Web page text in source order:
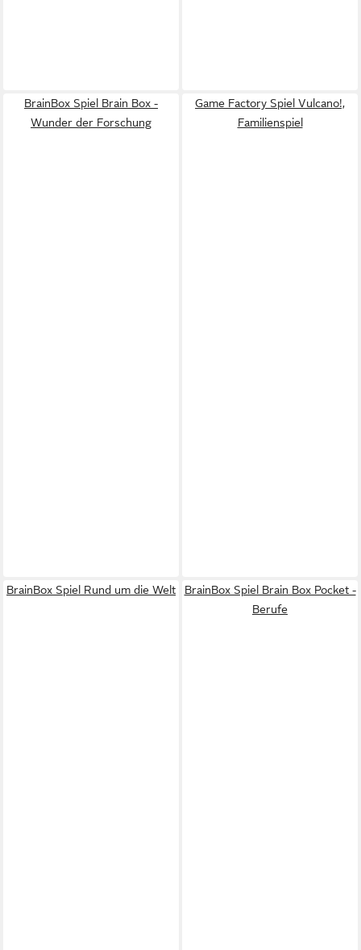
BrainBox Spiel Brain Box -
Wunder der Forschung
Game Factory Spiel Vulcano!,
Familienspiel
BrainBox Spiel Rund um die Welt
BrainBox Spiel Brain Box Pocket -
Berufe